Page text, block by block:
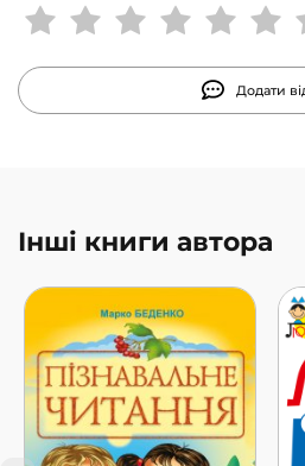
Додати
Інші книги автора